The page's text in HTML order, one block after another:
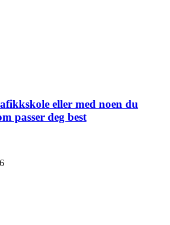
eller med noen du
passer deg best